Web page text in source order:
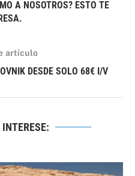
A NOSOTROS? ESTO TE
artículo
DESDE SOLO 68€ I/V